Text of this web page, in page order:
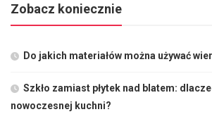
Zobacz koniecznie
Do jakich materiałów można używać
Szkło zamiast płytek nad blatem:
nowoczesnej kuchni?